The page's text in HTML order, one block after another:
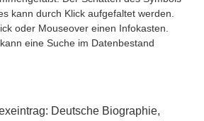
kann durch Klick aufgefaltet werden.
oder Mouseover einen Infokasten.
eine Suche im Datenbestand
Deutsche Biographie,